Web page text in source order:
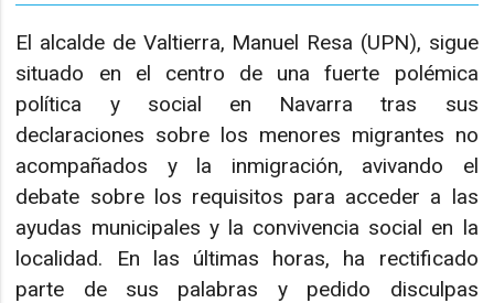
El alcalde de Valtierra, Manuel Resa (UPN), sigue
situado en el centro de una fuerte polémica
política y social en Navarra tras sus
declaraciones sobre los menores migrantes no
acompañados y la inmigración, avivando el
debate sobre los requisitos para acceder a las
ayudas municipales y la convivencia social en la
localidad. En las últimas horas, ha rectificado
parte de sus palabras y pedido disculpas